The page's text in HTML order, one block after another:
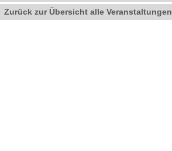
Zurück zur Übersicht alle Veranstaltungen